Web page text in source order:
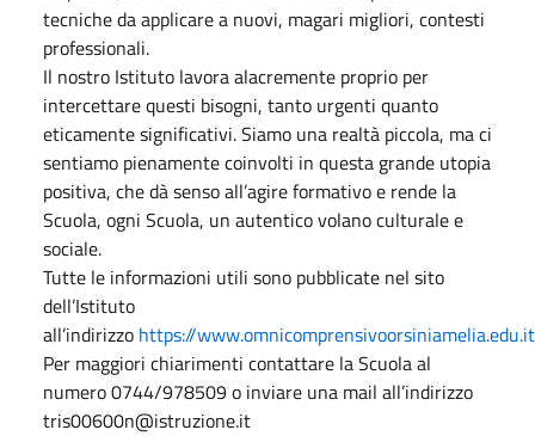
tecniche da applicare a nuovi, magari migliori, contesti
professionali.
Il nostro Istituto lavora alacremente proprio per
intercettare questi bisogni, tanto urgenti quanto
eticamente significativi. Siamo una realtà piccola, ma ci
sentiamo pienamente coinvolti in questa grande utopia
positiva, che dà senso all’agire formativo e rende la
Scuola, ogni Scuola, un autentico volano culturale e
sociale.
Tutte le informazioni utili sono pubblicate nel sito
dell’Istituto
all’indirizzo https://
Per maggiori chiarimenti contattare la Scuola al
numero 0744/978509 o inviare una mail all’indirizzo
tris00600n@istruzione.it